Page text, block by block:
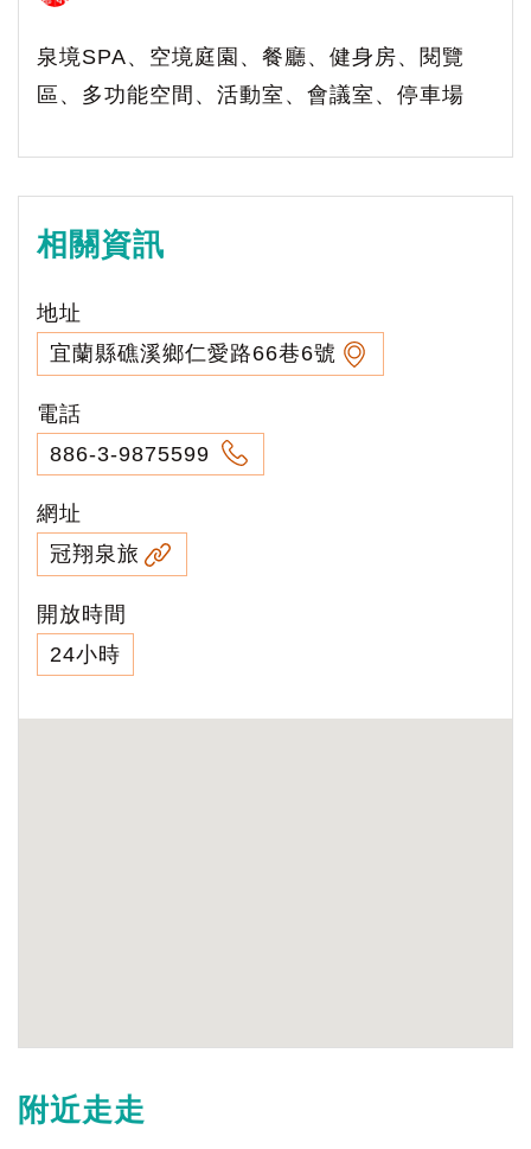
泉境SPA、空境庭園、餐廳、健身房、閱覽
區、多功能空間、活動室、會議室、停車場
相關資訊
地址
宜蘭縣礁溪鄉仁愛路66巷6號
電話
886-3-9875599
網址
冠翔泉旅
開放時間
24小時
附近走走